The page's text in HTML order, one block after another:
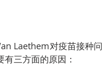
Laethem对疫苗接种问
有三方面的原因：